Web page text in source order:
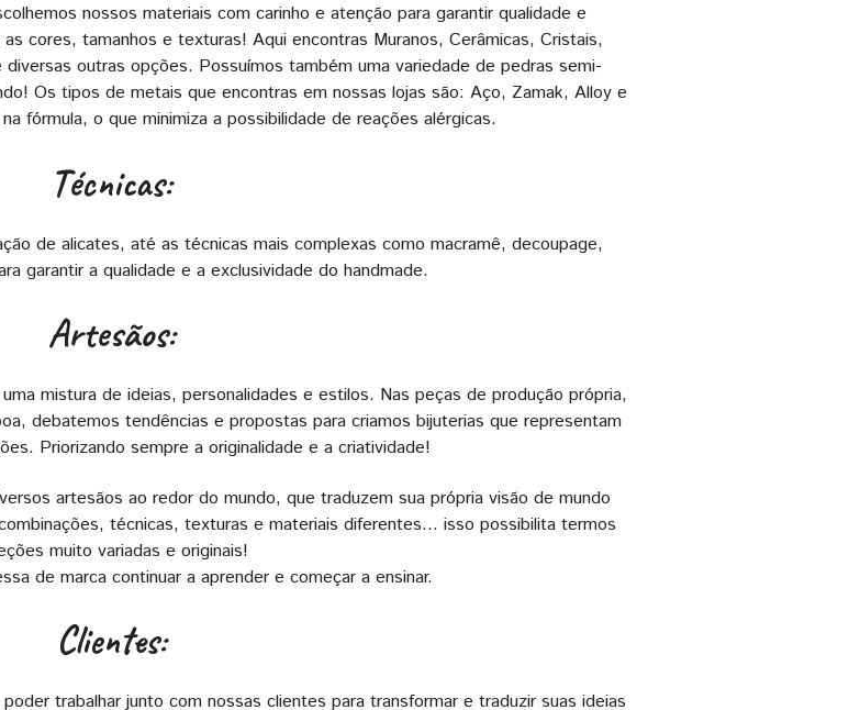
nossos materiais com carinho e atenção para garantir qualidade e
cores, tamanhos e texturas! Aqui encontras Muranos, Cerâmicas, Cristais,
outras opções. Possuímos também uma variedade de pedras semi-
Os tipos de metais que encontras em nossas lojas são: Aço, Zamak, Alloy e
fórmula, o que minimiza a possibilidade de reações alérgicas.
Técnicas:
de alicates, até as técnicas mais complexas como macramê, decoupage,
garantir a qualidade e a exclusividade do handmade.
Artesãos:
mistura de ideias, personalidades e estilos. Nas peças de produção própria,
debatemos tendências e propostas para criamos bijuterias que representam
Priorizando sempre a originalidade e a criatividade!
artesãos ao redor do mundo, que traduzem sua própria visão de mundo
técnicas, texturas e materiais diferentes… isso possibilita termos
muito variadas e originais!
de marca continuar a aprender e começar a ensinar.
Clientes:
trabalhar junto com nossas clientes para transformar e traduzir suas ideias